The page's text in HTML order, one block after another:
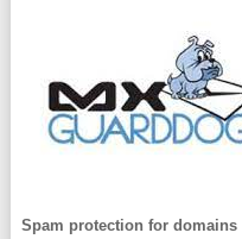
Spam protection for domains